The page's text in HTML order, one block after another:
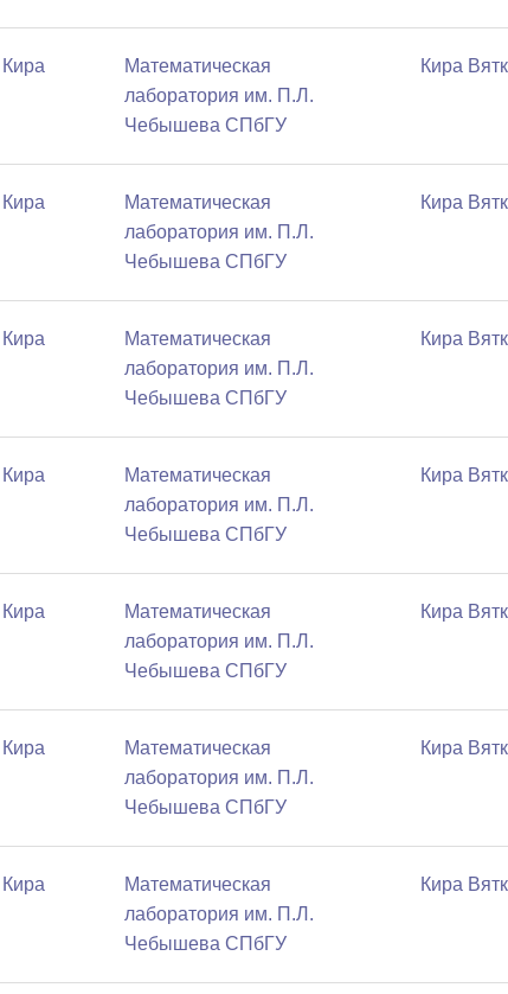
Математичеcкая
лаборатория им. П.Л.
Чебышева СПбГУ
Кира
Математичеcкая
лаборатория им. П.Л.
Чебышева СПбГУ
Кира
Математичеcкая
лаборатория им. П.Л.
Чебышева СПбГУ
Кира
Математичеcкая
лаборатория им. П.Л.
Чебышева СПбГУ
Кира
Математичеcкая
лаборатория им. П.Л.
Чебышева СПбГУ
Кира
Математичеcкая
лаборатория им. П.Л.
Чебышева СПбГУ
Кира
Математичеcкая
лаборатория им. П.Л.
Чебышева СПбГУ
Кира